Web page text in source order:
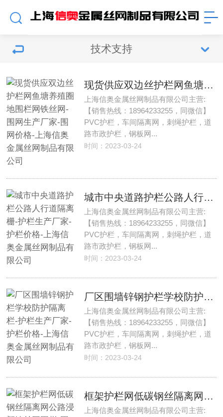
技术支持
现货供应双边丝护栏网鱼塘养殖圈地围栏网铁丝网-围网生产厂家-围网价格-上海信奥金属丝网制品有限公司
上海信奥金属丝网制品有限公司主营:
【销售热线：18964233255，同微信】
PVC护栏，车间隔离网，刺绳护栏，道
路市政护栏，钢板网...
时间：2023-03-24
城市中央道路护栏公路人行道隔离栅-护栏生产厂家-护栏价格-上海信奥金属丝网制品有限公司
上海信奥金属丝网制品有限公司主营:
【销售热线：18964233255，同微信】
PVC护栏，车间隔离网，刺绳护栏，道
路市政护栏，钢板网...
时间：2023-03-24
厂区围墙锌钢护栏学校防护隔离栏-护栏生产厂家-护栏价格-上海信奥金属丝网制品有限公司
上海信奥金属丝网制品有限公司主营:
【销售热线：18964233255，同微信】
PVC护栏，车间隔离网，刺绳护栏，道
路市政护栏，钢板网...
时间：2023-03-24
框架护栏网低碳钢丝隔离网公路浸塑铁丝网围栏-围网生产厂家-围网价格-上海信奥金属丝网制品有限公司
上海信奥金属丝网制品有限公司主营: